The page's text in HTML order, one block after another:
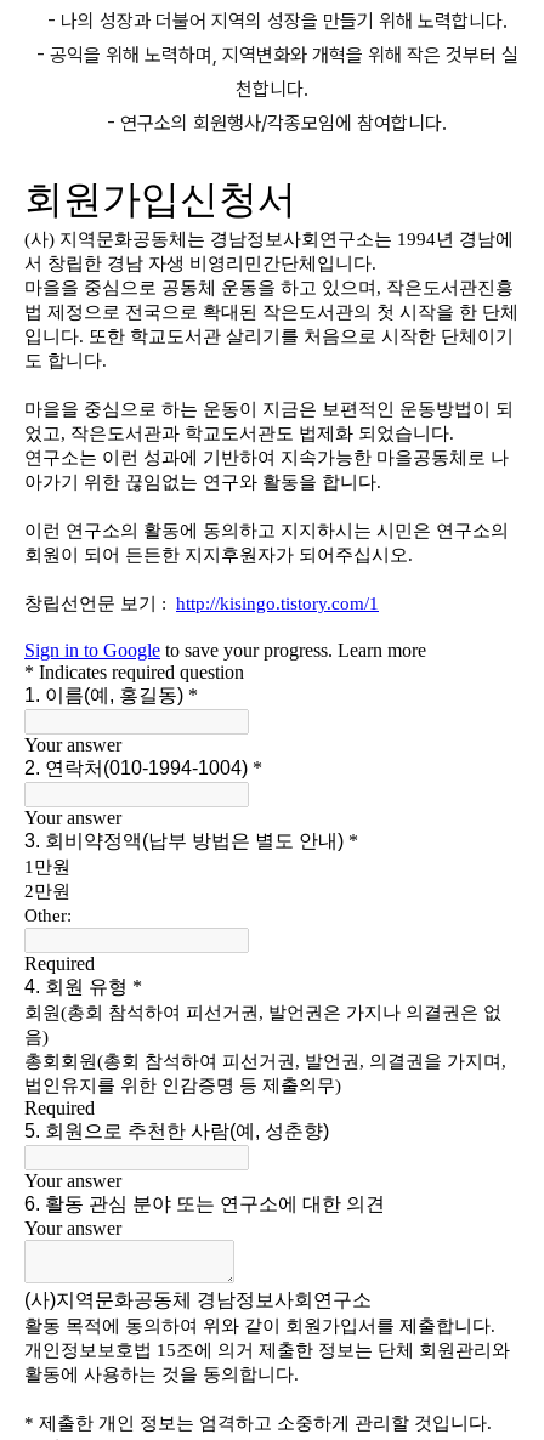
- 나의 성장과 더불어 지역의 성장을 만들기 위해 노력합니다.
- 공익을 위해 노력하며, 지역변화와 개혁을 위해 작은 것부터 실
천합니다.
- 연구소의 회원행사/각종모임에 참여합니다.